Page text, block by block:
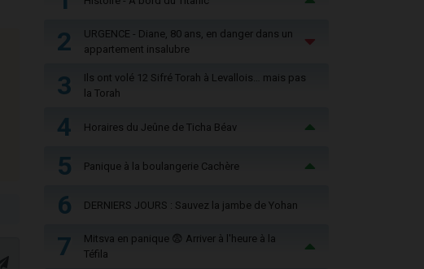
2
URGENCE - Diane, 80 ans, en danger dans un
appartement insalubre
3
Ils ont volé 12 Sifré Torah à Levallois… mais pas
la Torah
4 Horaires du Jeûne de Ticha Béav
5 Panique à la boulangerie Cachère
6 DERNIERS JOURS : Sauvez la jambe de Yohan
7
Mitsva en panique 😨 Arriver à l'heure à la
Téfila